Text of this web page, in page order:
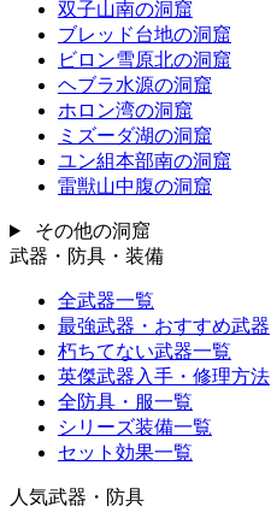
双子山南の洞窟
ブレッド台地の洞窟
ビロン雪原北の洞窟
ヘブラ水源の洞窟
ホロン湾の洞窟
ミズーダ湖の洞窟
ユン組本部南の洞窟
雷獣山中腹の洞窟
その他の洞窟
武器・防具・装備
全武器一覧
最強武器・おすすめ武器
朽ちてない武器一覧
英傑武器入手・修理方法
全防具・服一覧
シリーズ装備一覧
セット効果一覧
人気武器・防具